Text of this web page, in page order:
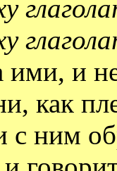
ими, и
как
с ним